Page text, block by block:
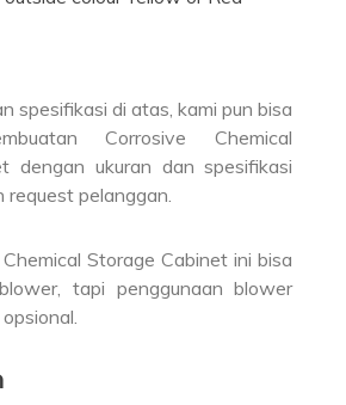
spesifikasi di atas, kami pun bisa
Corrosive Chemical
dengan ukuran dan spesifikasi
request pelanggan.
Storage Cabinet ini bisa
tapi penggunaan blower